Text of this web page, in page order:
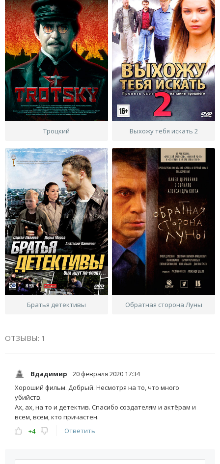
Троцкий Выхожу тебя искать 2
Братья детективы Обратная сторона Луны
ОТЗЫВЫ: 1
Вдадимир
20 февраля 2020 17:34
Хороший фильм. Добрый. Несмотря на то, что много
убийств.
Ах, ах, на то и детектив. Спасибо создателям и актёрам и
всем, всем, кто причастен.
+4
Ответить